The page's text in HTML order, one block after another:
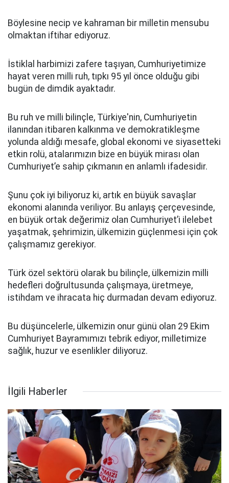
Böylesine necip ve kahraman bir milletin mensubu
olmaktan iftihar ediyoruz.
İstiklal harbimizi zafere taşıyan, Cumhuriyetimize
hayat veren milli ruh, tıpkı 95 yıl önce olduğu gibi
bugün de dimdik ayaktadır.
Bu ruh ve milli bilinçle, Türkiye'nin, Cumhuriyetin
ilanından itibaren kalkınma ve demokratikleşme
yolunda aldığı mesafe, global ekonomi ve siyasetteki
etkin rolü, atalarımızın bize en büyük mirası olan
Cumhuriyet’e sahip çıkmanın en anlamlı ifadesidir.
Şunu çok iyi biliyoruz ki, artık en büyük savaşlar
ekonomi alanında veriliyor. Bu anlayış çerçevesinde,
en büyük ortak değerimiz olan Cumhuriyet’i ilelebet
yaşatmak, şehrimizin, ülkemizin güçlenmesi için çok
çalışmamız gerekiyor.
Türk özel sektörü olarak bu bilinçle, ülkemizin milli
hedefleri doğrultusunda çalışmaya, üretmeye,
istihdam ve ihracata hiç durmadan devam ediyoruz.
Bu düşüncelerle, ülkemizin onur günü olan 29 Ekim
Cumhuriyet Bayramımızı tebrik ediyor, milletimize
sağlık, huzur ve esenlikler diliyoruz.
İlgili Haberler